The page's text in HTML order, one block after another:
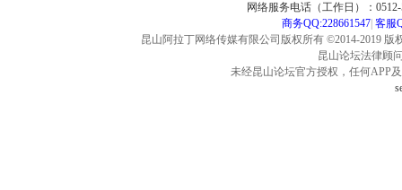
网络服务电话（工作日）：
商务QQ:228661547| 客服
昆山阿拉丁网络传媒有限公司版权所有 ©2014-2019
昆山论坛法律顾
未经昆山论坛官方授权，任何APP